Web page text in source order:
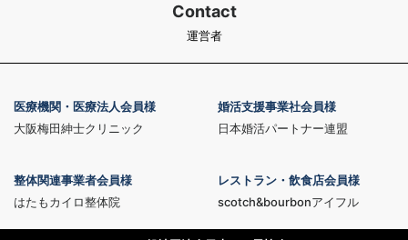
Contact
運営者
医療機関・医療法人会員様
大阪梅田紳士クリニック
婚活支援事業社会員様
日本婚活パートナー連盟
整体関連事業者会員様
はたもカイロ整体院
レストラン・飲食店会員様
scotch&bourbonアイフル